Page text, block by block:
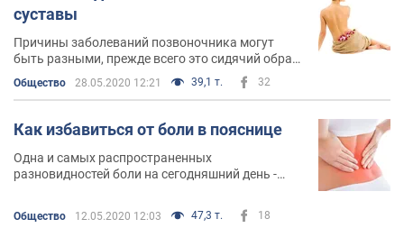
суставы
Причины заболеваний позвоночника могут
быть разными, прежде всего это сидячий образ
жизни, много стресса и отсутствие грамотных
упражнений на каждый день
Общество 28.05.2020 12:21 39,1 т. 32
Как избавиться от боли в пояснице
Одна и самых распространенных
разновидностей боли на сегодняшний день -
Общество 12.05.2020 12:03 47,3 т. 18